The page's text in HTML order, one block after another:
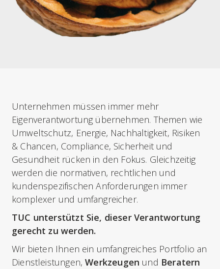
Unternehmen müssen immer mehr
Eigenverantwortung übernehmen. Themen wie
Umweltschutz, Energie, Nachhaltigkeit, Risiken
& Chancen, Compliance, Sicherheit und
Gesundheit rücken in den Fokus. Gleichzeitig
werden die normativen, rechtlichen und
kundenspezifischen Anforderungen immer
komplexer und umfangreicher.
TUC unterstützt Sie, dieser Verantwortung
gerecht zu werden.
Wir bieten Ihnen ein umfangreiches Portfolio an
Dienstleistungen,Werkzeugen und Beratern